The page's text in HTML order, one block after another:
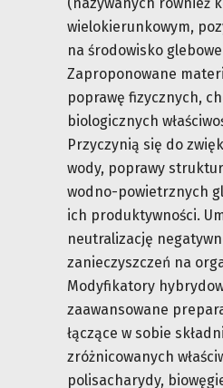
wielokierunkowym,
na środowisko
Zaproponowane
poprawę fizycznych,
biologicznych
Przyczynią się do
wody, poprawy
wodno-powietrznych
ich produktywności.
neutralizację
zanieczyszczeń na
Modyfikatory
zaawansowane
łączące w sobie
zróżnicowanych
polisacharydy,